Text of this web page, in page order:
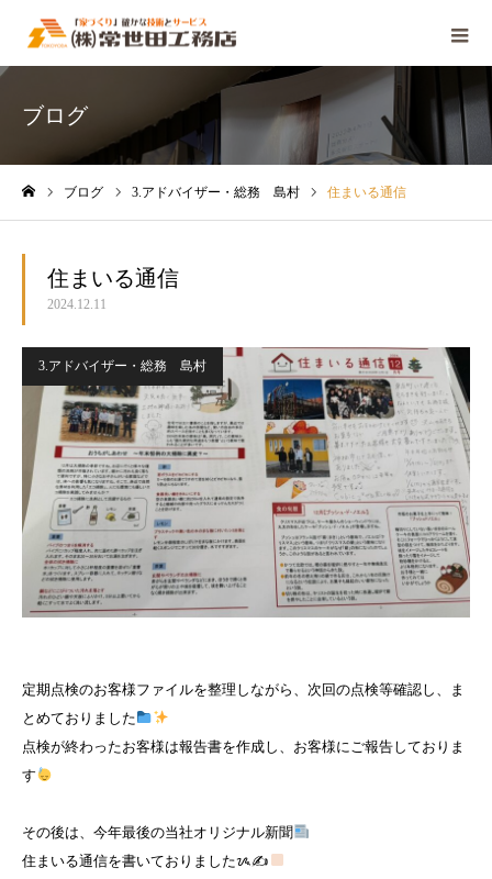
ブログ
ブログ 3.アドバイザー・総務 島村 住まいる通信
住まいる通信
2024.12.11
3.アドバイザー・総務 島村
定期点検のお客様ファイルを整理しながら、次回の点検等確認し、ま
とめておりました
点検が終わったお客様は報告書を作成し、お客様にご報告しておりま
す
その後は、今年最後の当社オリジナル新聞
住まいる通信を書いておりましたᝰ✍